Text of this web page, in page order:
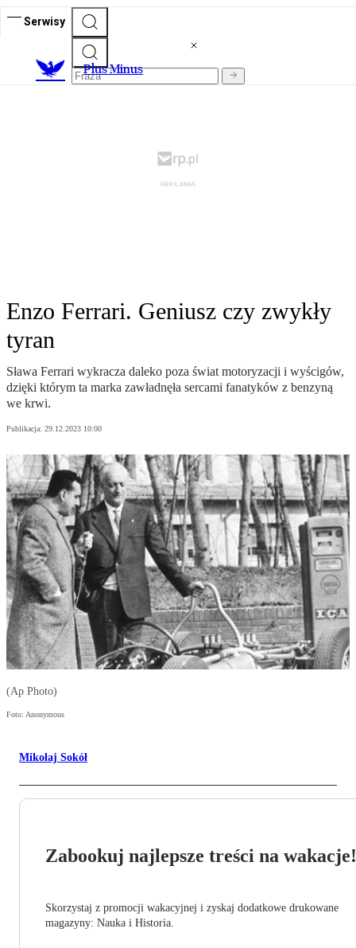
Serwisy
Plus Minus
Enzo Ferrari. Geniusz czy zwykły
tyran
Sława Ferrari wykracza daleko poza świat motoryzacji i wyścigów,
dzięki którym ta marka zawładnęła sercami fanatyków z benzyną
we krwi.
Publikacja: 29.12.2023 10:00
(Ap Photo)
Foto: Anonymous
Mikołaj Sokół
Zabookuj najlepsze treści na wakacje!
Skorzystaj z promocji wakacyjnej i zyskaj dodatkowe drukowane
magazyny: Nauka i Historia.